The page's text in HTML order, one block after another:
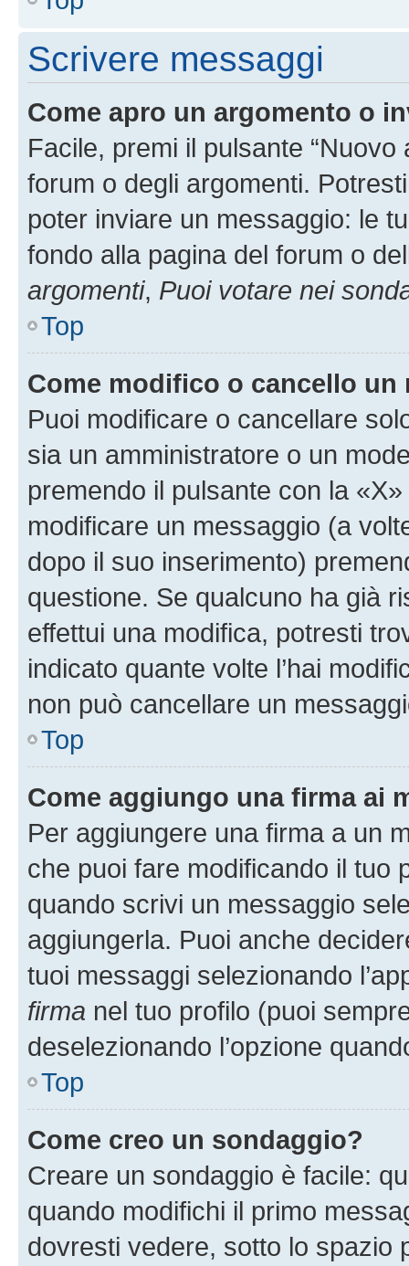
Scrivere messaggi
Come apro un argomento o
Facile, premi il pulsante
forum o degli argomenti.
poter inviare un messaggio: le
fondo alla pagina del forum o
argomenti, Puoi votare nei
Top
Come modifico o cancello un
Puoi modificare o cancellare
sia un amministratore o un
premendo il pulsante con la
modificare un messaggio (a
dopo il suo inserimento)
questione. Se qualcuno ha già
effettui una modifica, potresti
indicato quante volte l’hai
non può cancellare un
Top
Come aggiungo una firma ai
Per aggiungere una firma a un
che puoi fare modificando il tuo
quando scrivi un messaggio
aggiungerla. Puoi anche
tuoi messaggi selezionando
firma nel tuo profilo (puoi
deselezionando l’opzione
Top
Come creo un sondaggio?
Creare un sondaggio è facile:
quando modifichi il primo
dovresti vedere, sotto lo spazio